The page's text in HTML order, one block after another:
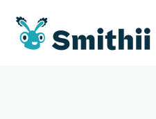
đến